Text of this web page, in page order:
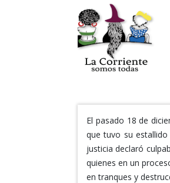
El pasado 18 de
que tuvo su
justicia declaró
quienes en un
en tranques y